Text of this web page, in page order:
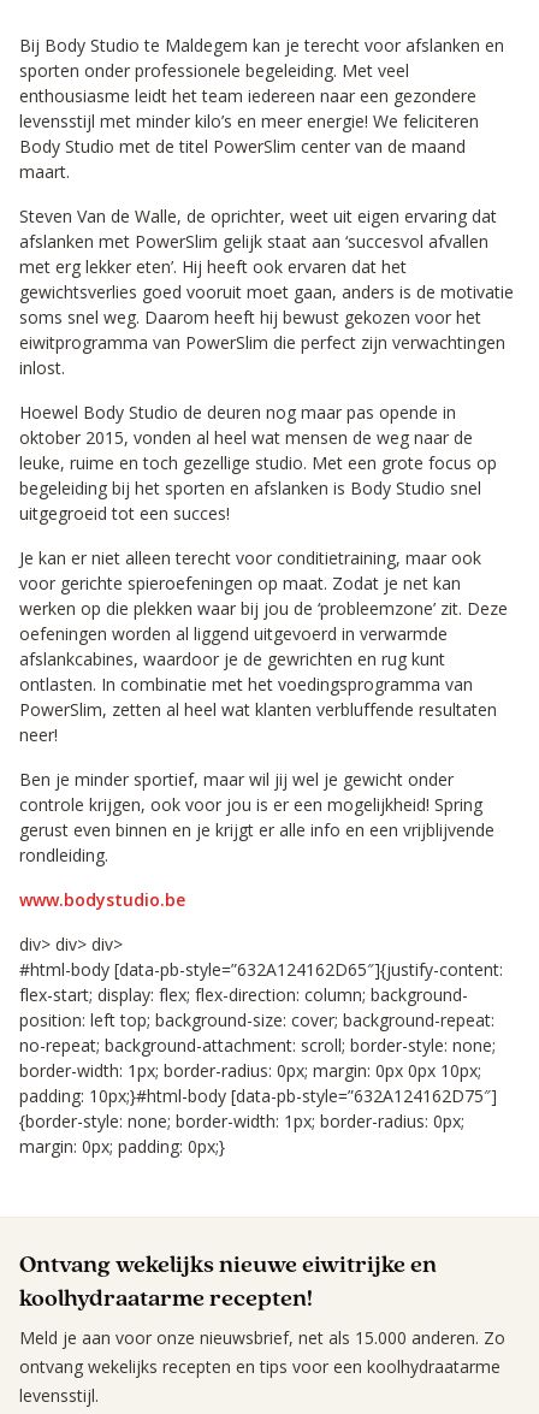
Bij Body Studio te Maldegem kan je terecht voor afslanken en
sporten onder professionele begeleiding. Met veel
enthousiasme leidt het team iedereen naar een gezondere
levensstijl met minder kilo’s en meer energie! We feliciteren
Body Studio met de titel PowerSlim center van de maand
maart.
Steven Van de Walle, de oprichter, weet uit eigen ervaring dat
afslanken met PowerSlim gelijk staat aan ‘succesvol afvallen
met erg lekker eten’. Hij heeft ook ervaren dat het
gewichtsverlies goed vooruit moet gaan, anders is de motivatie
soms snel weg. Daarom heeft hij bewust gekozen voor het
eiwitprogramma van PowerSlim die perfect zijn verwachtingen
inlost.
Hoewel Body Studio de deuren nog maar pas opende in
oktober 2015, vonden al heel wat mensen de weg naar de
leuke, ruime en toch gezellige studio. Met een grote focus op
begeleiding bij het sporten en afslanken is Body Studio snel
uitgegroeid tot een succes!
Je kan er niet alleen terecht voor conditietraining, maar ook
voor gerichte spieroefeningen op maat. Zodat je net kan
werken op die plekken waar bij jou de ‘probleemzone’ zit. Deze
oefeningen worden al liggend uitgevoerd in verwarmde
afslankcabines, waardoor je de gewrichten en rug kunt
ontlasten. In combinatie met het voedingsprogramma van
PowerSlim, zetten al heel wat klanten verbluffende resultaten
neer!
Ben je minder sportief, maar wil jij wel je gewicht onder
controle krijgen, ook voor jou is er een mogelijkheid! Spring
gerust even binnen en je krijgt er alle info en een vrijblijvende
rondleiding.
www.bodystudio.be
div> div> div>
#html-body [data-pb-style=”632A124162D65″]{justify-content:
flex-start; display: flex; flex-direction: column; background-
position: left top; background-size: cover; background-repeat:
no-repeat; background-attachment: scroll; border-style: none;
border-width: 1px; border-radius: 0px; margin: 0px 0px 10px;
padding: 10px;}#html-body [data-pb-style=”632A124162D75″]
{border-style: none; border-width: 1px; border-radius: 0px;
margin: 0px; padding: 0px;}
Ontvang wekelijks nieuwe eiwitrijke en
koolhydraatarme recepten!
Meld je aan voor onze nieuwsbrief, net als 15.000 anderen. Zo
ontvang wekelijks recepten en tips voor een koolhydraatarme
levensstijl.